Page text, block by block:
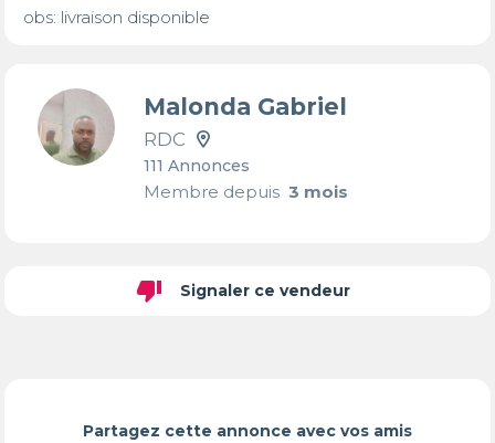
obs: livraison disponible
Malonda Gabriel
RDC
111 Annonces
Membre depuis3 mois
thumb_down Signaler ce vendeur
Partagez cette annonce avec vos amis